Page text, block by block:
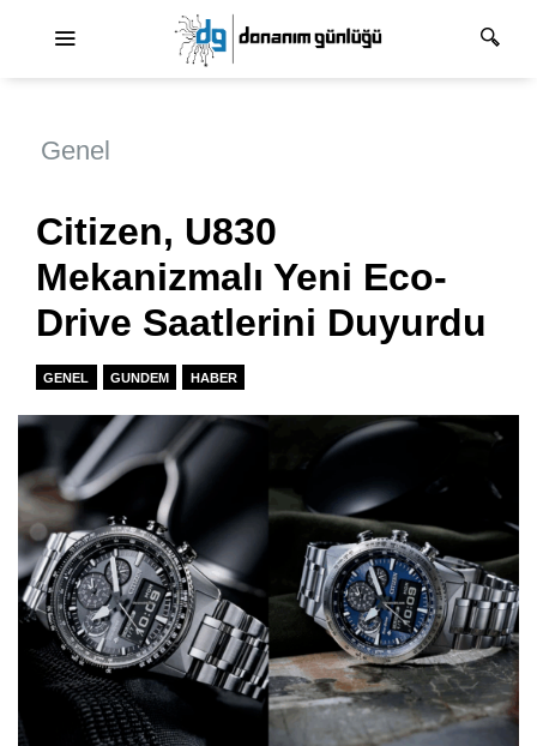
Genel
Citizen, U830
Mekanizmalı Yeni Eco-
Drive Saatlerini Duyurdu
GENEL GUNDEM HABER